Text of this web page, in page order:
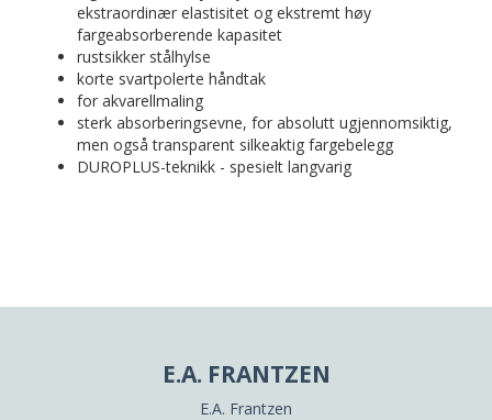
ekstraordinær elastisitet og ekstremt høy
fargeabsorberende kapasitet
rustsikker stålhylse
korte svartpolerte håndtak
for akvarellmaling
sterk absorberingsevne, for absolutt ugjennomsiktig,
men også transparent silkeaktig fargebelegg
DUROPLUS-teknikk - spesielt langvarig
E.A. FRANTZEN
E.A. Frantzen